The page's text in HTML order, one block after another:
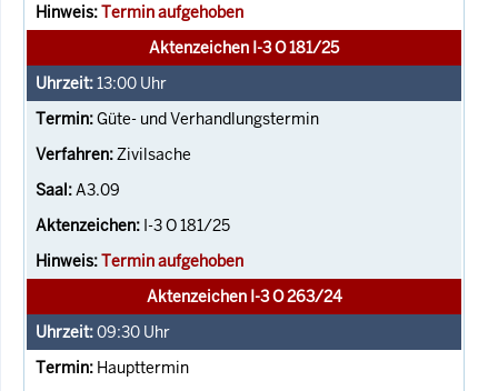
Termin aufgehoben
Aktenzeichen I-3 O 181/25
13:00 Uhr
Güte- und Verhandlungstermin
Zivilsache
A3.09
I-3 O 181/25
Termin aufgehoben
Aktenzeichen I-3 O 263/24
09:30 Uhr
Haupttermin